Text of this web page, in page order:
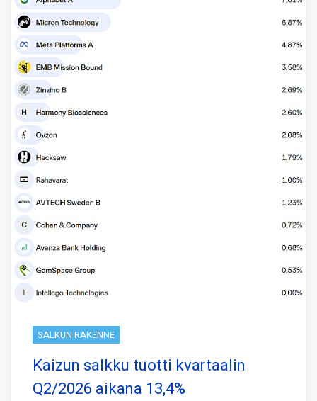
SALKUN RAKENNE
Kaizun salkku tuotti kvartaalin
Q2/2026 aikana 13,4%